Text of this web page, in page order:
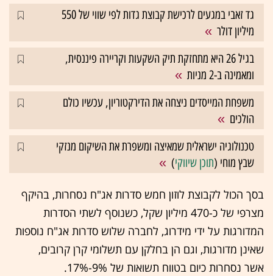
גד זאבי במגעים לרכישת קבוצת גדות לפי שווי של 550
מיליון דולר
בגיל 26 היא מתחזקת תיק השקעות וקריירה פיננסית,
ומאמינה ב-2 מניות
משפחת המייסדים ניצחה את הדירקטוריון, עכשיו כולם
הולכים
טכנולוגיה ישראלית שמאיצה ומשפרת את השיקום מנזקי
שבץ מוחי (תוכן שיווקי)
בסך הכול לקבוצת לוזון חמש סדרות אג"ח נסחרות, בהיקף
מצרפי של כ-470 מיליון שקל, כשנוסף לשתי הסדרות
המדורגות על ידי מידרוג, לחברה שלוש סדרות אג"ח נוספות
שאינן מדורגות, וגם הן בחלקן עם תשלומי קרן קרובים,
אשר נסחרות כיום בטווח תשואות של 9%-17%.